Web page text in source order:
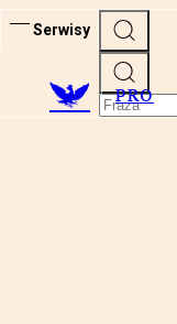
Serwisy
PRO